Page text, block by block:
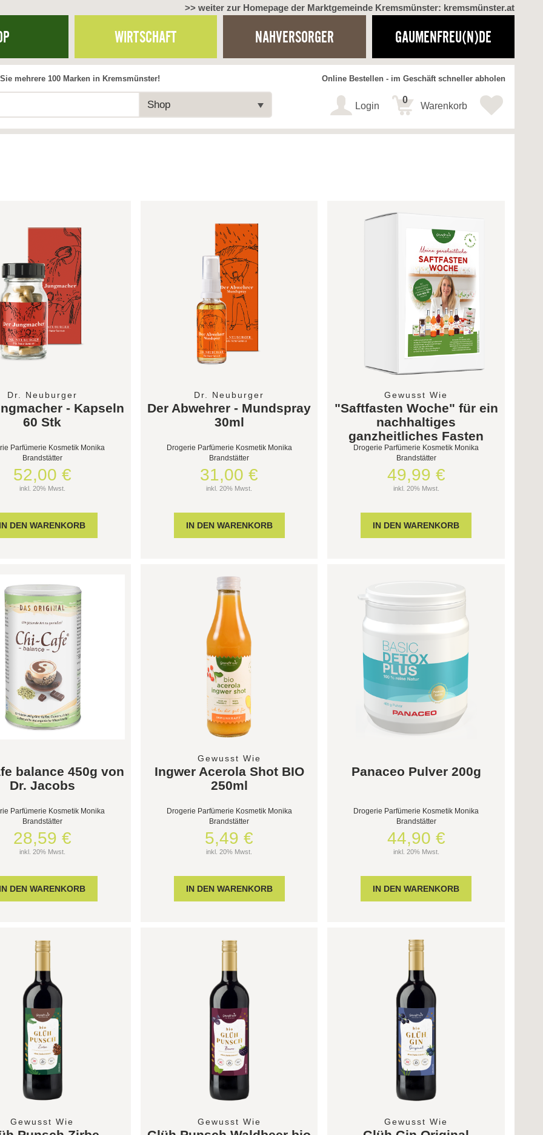
>> weiter zur Homepage der Marktgemeinde Kremsmünster: kremsmünster.at
WIRTSCHAFT NAHVERSORGER GAUMENFREU(N)DE
Shop
mehrere 100 Marken in Kremsmünster! Online Bestellen - im Geschäft schneller abholen
Login Warenkorb
0
Dr. Neuburger
- Kapseln
60 Stk
Parfümerie Kosmetik Monika
Brandstätter
52,00 €
inkl. 20% Mwst.
Dr. Neuburger
Der Abwehrer - Mundspray
30ml
Drogerie Parfümerie Kosmetik Monika
Brandstätter
31,00 €
inkl. 20% Mwst.
Gewusst Wie
"Saftfasten Woche" für ein
nachhaltiges
ganzheitliches Fasten
Drogerie Parfümerie Kosmetik Monika
Brandstätter
49,99 €
inkl. 20% Mwst.
balance 450g von
Dr. Jacobs
Parfümerie Kosmetik Monika
Brandstätter
28,59 €
inkl. 20% Mwst.
Gewusst Wie
Ingwer Acerola Shot BIO
250ml
Drogerie Parfümerie Kosmetik Monika
Brandstätter
5,49 €
inkl. 20% Mwst.
Panaceo Pulver 200g
Drogerie Parfümerie Kosmetik Monika
Brandstätter
44,90 €
inkl. 20% Mwst.
Gewusst Wie Gewusst Wie Gewusst Wie